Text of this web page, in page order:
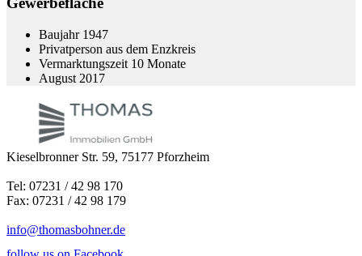
Baujahr 1947
Privatperson aus dem Enzkreis
Vermarktungszeit 10 Monate
August 2017
Kieselbronner Str. 59, 75177 Pforzheim
Tel: 07231 / 42 98 170
Fax: 07231 / 42 98 179
info@thomasbohner.de